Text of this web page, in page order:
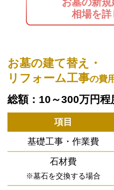
相場を詳
お墓の建て替え・
リフォーム工事の費
総額：10～300万円程
項目
基礎工事・作業費
石材費
※墓石を交換する場合